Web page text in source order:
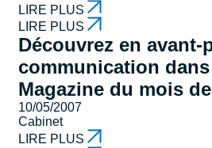
LIRE PLUS
LIRE PLUS
Découvrez en avant-
communication dans
Magazine du mois
10/05/2007
Cabinet
LIRE PLUS